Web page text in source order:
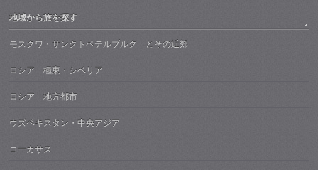
地域から旅を探す
モスクワ・サンクトペテルブルク とその近郊
ロシア 極東・シベリア
ロシア 地方都市
ウズベキスタン・中央アジア
コーカサス